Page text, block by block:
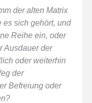
der alten Matrix
es sich gehört, und
Reihe ein, oder
Ausdauer der
oder weiterhin
der
Befreiung oder